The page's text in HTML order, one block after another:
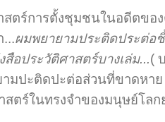
สตร์การตั้งชุมชนในอดีตข
...ผมพยายามประติดประต่อ
อประวัติศาสตร์บางเล่ม...(
ปะติดปะต่อส่วนที่ขาดหาย
สตร์ในทรงจำของมนุษย์โล